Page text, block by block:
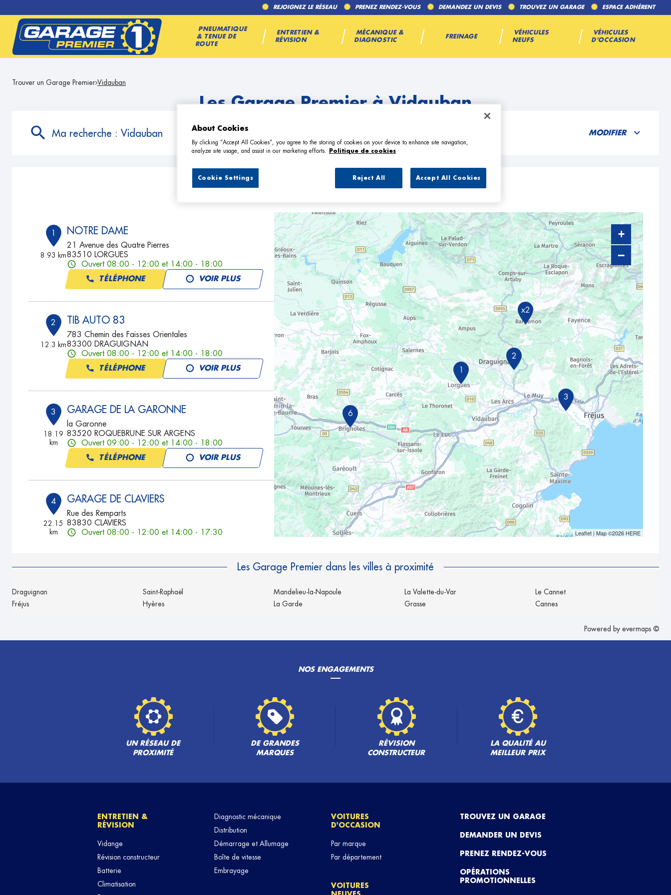
REJOIGNEZ LE RÉSEAU PRENEZ RENDEZ-VOUS DEMANDEZ UN DEVIS TROUVEZ UN GARAGE ESPACE ADHÉRENT
PNEUMATIQUE
& TENUE DE
ROUTE
ENTRETIEN &
RÉVISION
MÉCANIQUE &
DIAGNOSTIC
FREINAGE
VÉHICULES
NEUFS
VÉHICULES
D’OCCASION
Trouver un Garage Premier Vidauban
Les Garage Premier à Vidauban
Ma recherche : Vidauban MODIFIER
6 Garage Premier à Vidauban
1
8.93 km
NOTRE DAME
21 Avenue des Quatre Pierres
83510 LORGUES
Ouvert 08:00 - 12:00 et 14:00 - 18:00
TÉLÉPHONE VOIR PLUS
2
12.3 km
TIB AUTO 83
783 Chemin des Faisses Orientales
83300 DRAGUIGNAN
Ouvert 08:00 - 12:00 et 14:00 - 18:00
TÉLÉPHONE VOIR PLUS
3
18.19
km
GARAGE DE LA GARONNE
la Garonne
83520 ROQUEBRUNE SUR ARGENS
Ouvert 09:00 - 12:00 et 14:00 - 18:00
TÉLÉPHONE VOIR PLUS
4
22.15
km
GARAGE DE CLAVIERS
Rue des Remparts
83830 CLAVIERS
Ouvert 08:00 - 12:00 et 14:00 - 17:30
GARAGE DE BARGEMON CHRIS AUTO
83170 BRIGNOLES
Ouvert 08:00 - 12:00 et 13:30 - 18:30
6
3
x2
2
1
+
−
Leaflet| Map ©2026 HERE
Les Garage Premier dans les villes à proximité
Draguignan
Fréjus
Saint-Raphaël
Hyères
Mandelieu-la-Napoule
La Garde
La Valette-du-Var
Grasse
Le Cannet
Cannes
Powered by evermaps ©
NOS ENGAGEMENTS
UN RÉSEAU DE
PROXIMITÉ
DE GRANDES
MARQUES
RÉVISION
CONSTRUCTEUR
LA QUALITÉ AU
MEILLEUR PRIX
ENTRETIEN &
RÉVISION
Vidange
Révision constructeur
Batterie
Climatisation
Diagnostic mécanique
Distribution
Démarrage et Allumage
Boîte de vitesse
Embrayage
VOITURES
D'OCCASION
Par marque
Par département
VOITURES
TROUVEZ UN GARAGE
DEMANDER UN DEVIS
PRENEZ RENDEZ-VOUS
OPÉRATIONS
PROMOTIONNELLES
About Cookies
By clicking “Accept All Cookies”, you agree to the storing of cookies on your device to enhance site navigation,
analyze site usage, and assist in our marketing efforts.
Politique de cookies
Reject All Accept All Cookies
Cookie Settings